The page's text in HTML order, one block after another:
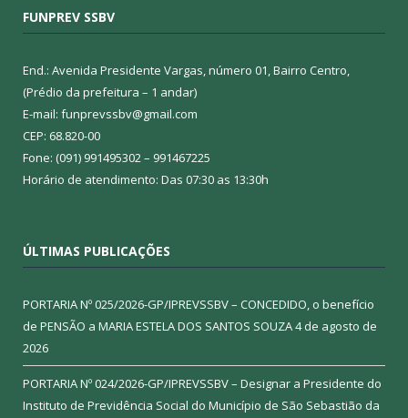
FUNPREV SSBV
End.: Avenida Presidente Vargas, número 01, Bairro Centro,
(Prédio da prefeitura – 1 andar)
E-mail: funprevssbv@gmail.com
CEP: 68.820-00
Fone: (091) 991495302 – 991467225
Horário de atendimento: Das 07:30 as 13:30h
ÚLTIMAS PUBLICAÇÕES
PORTARIA Nº 025/2026-GP/IPREVSSBV – CONCEDIDO, o benefício
de PENSÃO a MARIA ESTELA DOS SANTOS SOUZA4 de agosto de
2026
PORTARIA Nº 024/2026-GP/IPREVSSBV – Designar a Presidente do
Instituto de Previdência Social do Município de São Sebastião da